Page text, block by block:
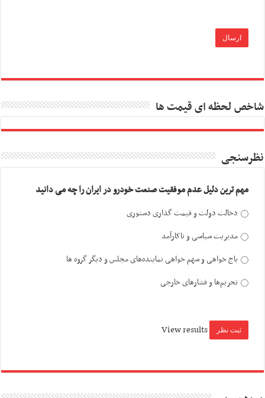
شاخص لحظه ای قیمت ها
نظرسنجی
مهم ترین دلیل عدم موفقیت صنعت خودرو در ایران را چه می دانید
دخالت دولت و قیمت گذاری دستوری
مدیریت سیاسی و ناکارآمد
باج خواهی و سهم خواهی نماینده‌های مجلس و دیگر گروه ها
تحریم‌ها و فشارهای خارجی
View results